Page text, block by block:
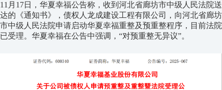
11月17日，华夏幸福公告称，收到河北省廊坊市中级人民法院送
达的《通知书》，债权人龙成建设工程有限公司，向河北省廊坊
市中级人民法院申请启动华夏幸福重整及预重整程序，目前法院
已受理。华夏幸福在公告中强调，“对预重整无异议”。